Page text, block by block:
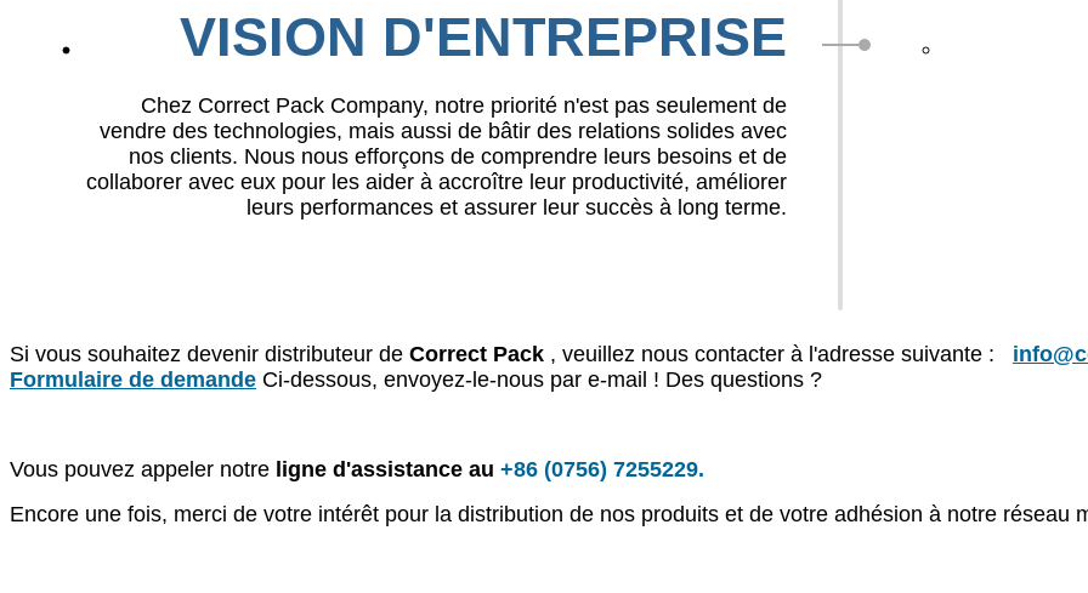
VISION D'ENTREPRISE
Chez Correct Pack Company, notre priorité n'est pas seulement de
vendre des technologies, mais aussi de bâtir des relations solides avec
nos clients. Nous nous efforçons de comprendre leurs besoins et de
collaborer avec eux pour les aider à accroître leur productivité, améliorer
leurs performances et assurer leur succès à long terme.
Si vous souhaitez devenir distributeur de Correct Pack , veuillez nous contacter à l'adresse suivante :
Formulaire de demande Ci-dessous, envoyez-le-nous par e-mail ! Des questions ?
Vous pouvez appeler notre ligne d'assistance au +86 (0756) 7255229.
Encore une fois, merci de votre intérêt pour la distribution de nos produits et de votre adhésion à notre réseau